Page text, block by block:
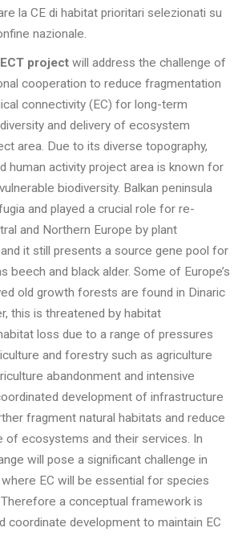
la CE di habitat prioritari selezionati su
nazionale.
project will address the challenge of
cooperation to reduce fragmentation
connectivity (EC) for long-term
and delivery of ecosystem
area. Due to its diverse topography,
human activity project area is known for
biodiversity. Balkan peninsula
and played a crucial role for re-
and Northern Europe by plant
it still presents a source gene pool for
beech and black alder. Some of Europe’s
old growth forests are found in Dinaric
this is threatened by habitat
loss due to a range of pressures
and forestry such as agriculture
abandonment and intensive
development of infrastructure
fragment natural habitats and reduce
of ecosystems and their services. In
will pose a significant challenge in
EC will be essential for species
a conceptual framework is
coordinate development to maintain EC